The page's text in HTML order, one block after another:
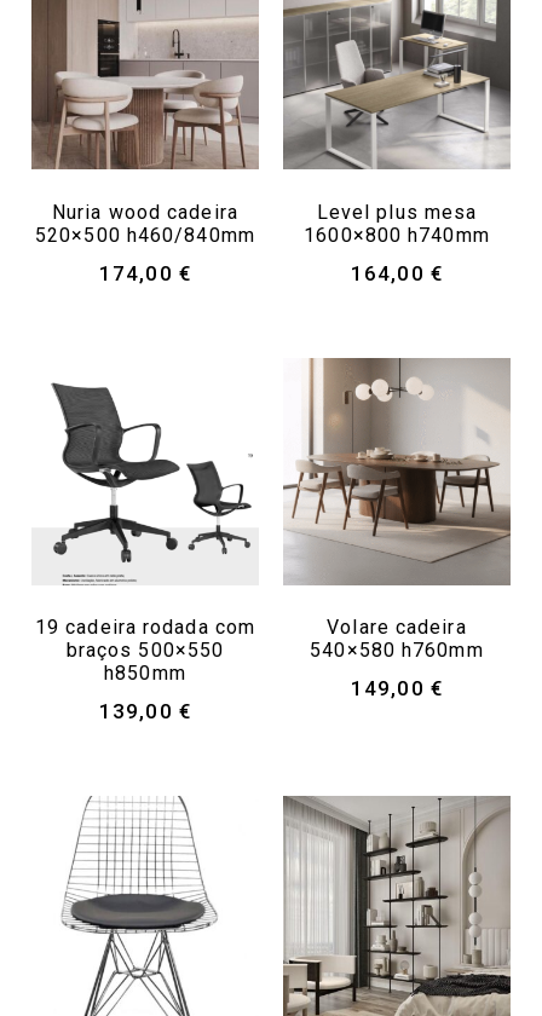
Nuria wood cadeira
520×500 h460/840mm
174,00 €
Level plus mesa
1600×800 h740mm
164,00 €
19 cadeira rodada com
braços 500×550
h850mm
139,00 €
Volare cadeira
540×580 h760mm
149,00 €